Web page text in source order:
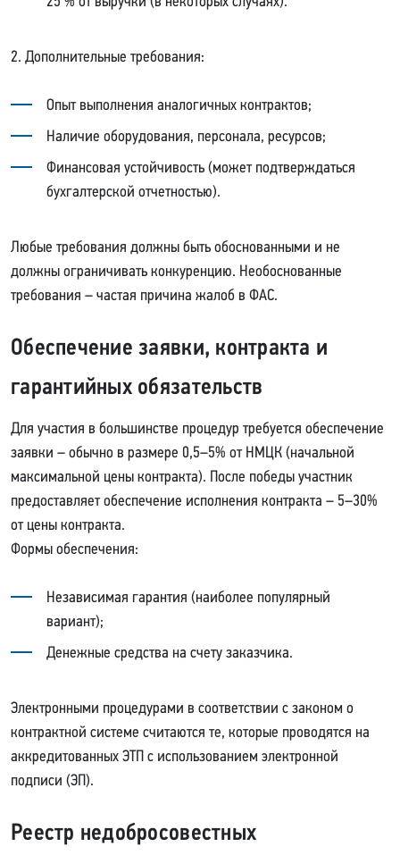
2. Дополнительные требования:
Опыт выполнения аналогичных контрактов;
Наличие оборудования, персонала, ресурсов;
Финансовая устойчивость (может подтверждаться
бухгалтерской отчетностью).
Любые требования должны быть обоснованными и не
должны ограничивать конкуренцию. Необоснованные
требования – частая причина жалоб в ФАС.
Обеспечение заявки, контракта и
гарантийных обязательств
Для участия в большинстве процедур требуется обеспечение
заявки – обычно в размере 0,5–5% от НМЦК (начальной
максимальной цены контракта). После победы участник
предоставляет обеспечение исполнения контракта – 5–30%
от цены контракта.
Формы обеспечения:
Независимая гарантия (наиболее популярный
вариант);
Денежные средства на счету заказчика.
Электронными процедурами в соответствии с законом о
контрактной системе считаются те, которые проводятся на
аккредитованных ЭТП с использованием электронной
подписи (ЭП).
Реестр недобросовестных